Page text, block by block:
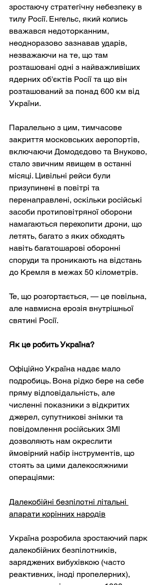
зростаючу стратегічну небезпеку в
тилу Росії. Енгельс, який колись
вважався недоторканним,
неодноразово зазнавав ударів,
незважаючи на те, що там
розташовані одні з найважливіших
ядерних об'єктів Росії та що він
розташований за понад 600 км від
України.
Паралельно з цим, тимчасове
закриття московських аеропортів,
включаючи Домодєдово та Внуково,
стало звичним явищем в останні
місяці. Цивільні рейси були
призупинені в повітрі та
перенаправлені, оскільки російські
засоби протиповітряної оборони
намагаються перехопити дрони, що
летять, багато з яких обходять
навіть багатошарові оборонні
споруди та проникають на відстань
до Кремля в межах 50 кілометрів.
Те, що розгортається, — це повільна,
але навмисна ерозія внутрішньої
святині Росії.
Як це робить Україна?
Офіційно Україна надає мало
подробиць. Вона рідко бере на себе
пряму відповідальність, але
численні показники з відкритих
джерел, супутникові знімки та
повідомлення російських ЗМІ
дозволяють нам окреслити
ймовірний набір інструментів, що
стоять за цими далекосяжними
операціями:
Далекобійні безпілотні літальні
апарати корінних народів
Україна розробила зростаючий парк
далекобійних безпілотників,
заряджених вибухівкою (часто
реактивних, іноді пропелерних),